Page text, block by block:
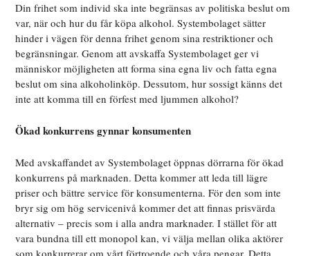
Din frihet som individ ska inte begränsas av politiska beslut om
var, när och hur du får köpa alkohol. Systembolaget sätter
hinder i vägen för denna frihet genom sina restriktioner och
begränsningar. Genom att avskaffa Systembolaget ger vi
människor möjligheten att forma sina egna liv och fatta egna
beslut om sina alkoholinköp. Dessutom, hur sossigt känns det
inte att komma till en förfest med ljummen alkohol?
Ökad konkurrens gynnar konsumenten
Med avskaffandet av Systembolaget öppnas dörrarna för ökad
konkurrens på marknaden. Detta kommer att leda till lägre
priser och bättre service för konsumenterna. För den som inte
bryr sig om hög servicenivå kommer det att finnas prisvärda
alternativ – precis som i alla andra marknader. I stället för att
vara bundna till ett monopol kan, vi välja mellan olika aktörer